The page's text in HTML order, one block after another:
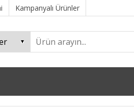
Kampanyalı Ürünler